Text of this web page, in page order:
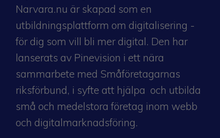
Narvara.nu är skapad som en
utbildningsplattform om digitalisering -
för dig som vill bli mer digital. Den har
lanserats av Pinevision i ett nära
sammarbete med Småföretagarnas
riksförbund, i syfte att hjälpa och utbilda
små och medelstora företag inom webb
och digitalmarknadsföring.